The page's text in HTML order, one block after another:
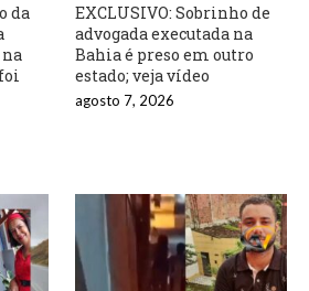
da
EXCLUSIVO: Sobrinho de
advogada executada na
Bahia é preso em outro
estado; veja vídeo
agosto 7, 2026